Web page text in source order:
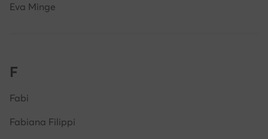
Eva Minge
F
Fabi
Fabiana Filippi